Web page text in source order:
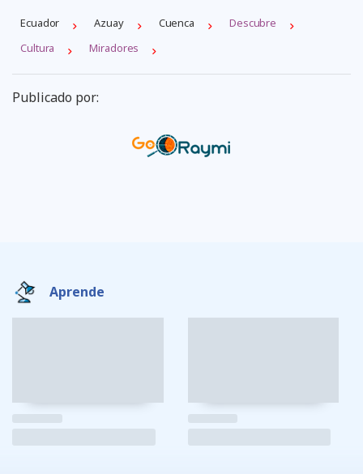
Ecuador Azuay Cuenca
Descubre
Cultura
Miradores
Publicado por:
Aprende